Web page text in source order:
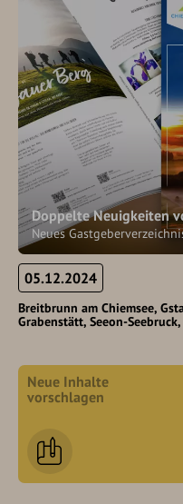
Doppelte Neuigkeiten
Neues
05.12.2024
Breitbrunn am Chiemsee
Grabenstätt Seeon-Seebruck
Neue Inhalte
vorschlagen